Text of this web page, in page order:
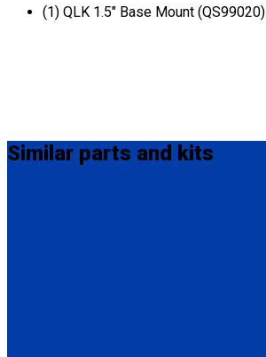
(1) QLK 1.5" Base Mount (QS99020)
Similar parts and kits